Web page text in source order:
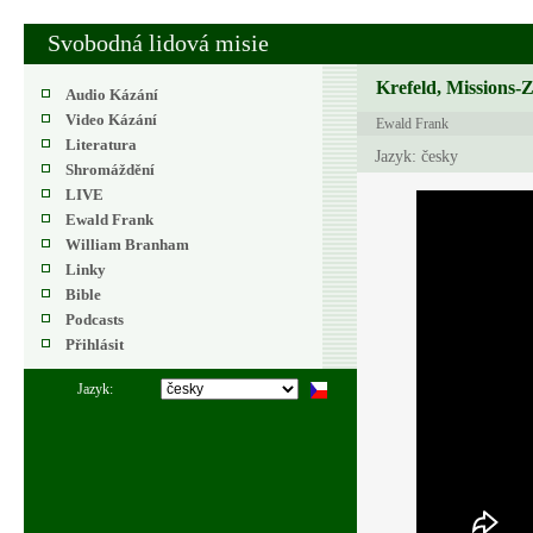
Svobodná lidová misie
Audio Kázání
Video Kázání
Literatura
Shromáždění
LIVE
Ewald Frank
William Branham
Linky
Bible
Podcasts
Přihlásit
Jazyk:
Krefeld, Missions-
Ewald Frank
Jazyk: česky